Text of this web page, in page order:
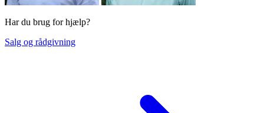
Har du brug for hjælp?
Salg og rådgivning